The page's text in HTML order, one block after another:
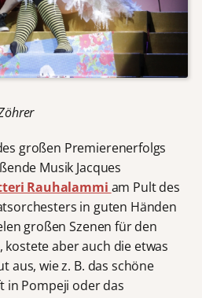
großen Premierenerfolgs
Musik Jacques
Rauhalammi am Pult des
in guten Händen
großen Szenen für den
aber auch die etwas
aus, wie z. B. das schöne
in Pompeji oder das